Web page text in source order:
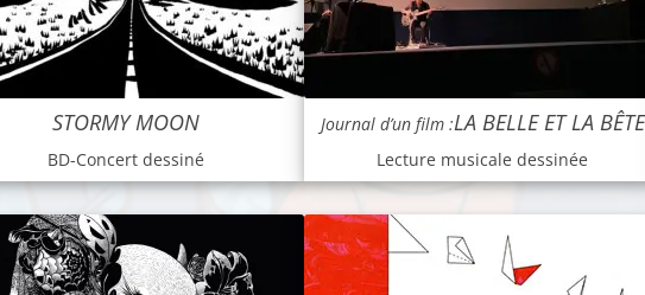
STORMY MOON
BD-Concert dessiné
Journal d’un film :LA BELLE ET LA BÊTE
Lecture musicale dessinée